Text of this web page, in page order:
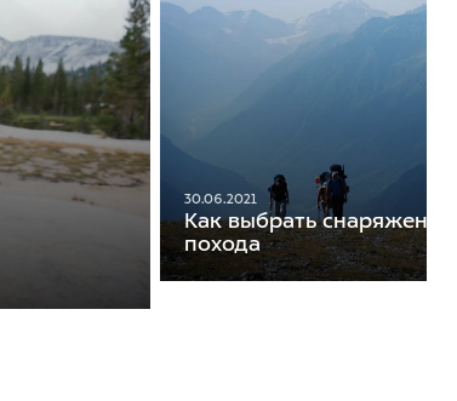
30.06.2021
Как выбрать снаряжение
похода